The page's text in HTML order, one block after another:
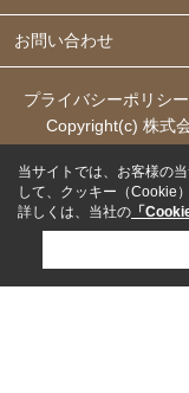
お問い合わせ
プライバシーポリシー
Copyright(c) 株式
当サイトでは、お客様の
して、クッキー（Cookie
詳しくは、当社の 「